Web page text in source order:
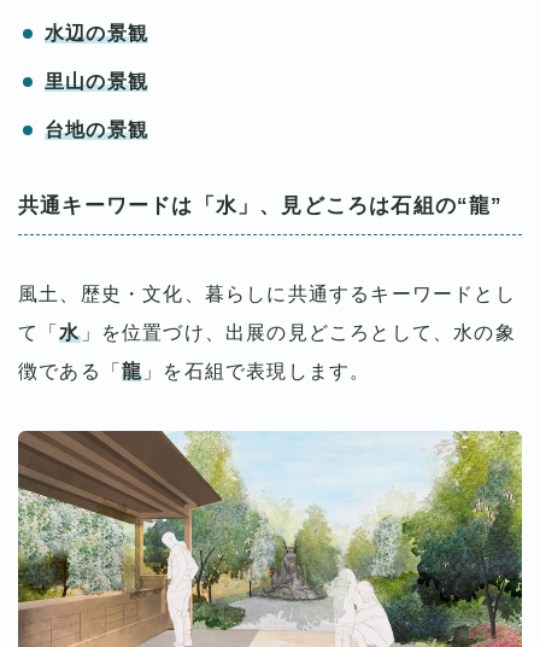
水辺の景観
里山の景観
台地の景観
共通キーワードは「水」、見どころは石組の“龍”
風土、歴史・文化、暮らしに共通するキーワードとし
て「水」を位置づけ、出展の見どころとして、水の象
徴である「 龍 」を石組で表現します。